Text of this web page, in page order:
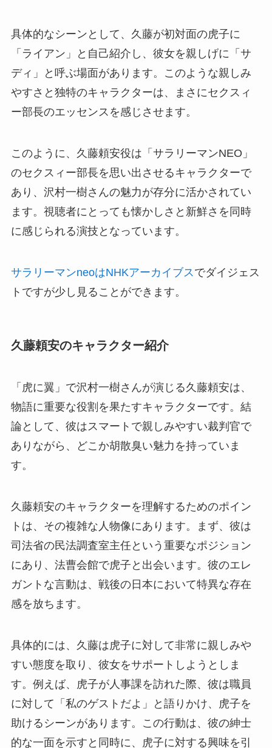
具体的なシーンとして、久藤が初対面の虎子に
「ライアン」と自己紹介し、彼女を親しげに「サ
ディ」と呼ぶ場面があります。このような親しみ
やすさと独特のキャラクターは、まさにセクスィ
ー部長のエッセンスを感じさせます。
このように、久藤頼安役は「サラリーマンNEO」
のセクスィー部長を思い出させるキャラクターで
あり、沢村一樹さんの魅力が存分に活かされてい
ます。視聴者にとっても懐かしさと新鮮さを同時
に感じられる演技となっています。
サラリーマンneoはNHKアーカイブス でダイジェス
トですが少し見ることができます。
久藤頼安のキャラクター紹介
「虎に翼」で沢村一樹さんが演じる久藤頼安は、
物語に重要な役割を果たすキャラクターです。結
論として、彼はスマートで親しみやすい裁判官で
ありながら、どこか胡散臭い魅力を持っていま
す。
久藤頼安のキャラクターを理解するためのポイン
トは、その複雑な人物像にあります。まず、彼は
司法省の民法調査室主任という重要なポジション
にあり、法曹会館で虎子と出会います。彼のエレ
ガントな言動は、戦後の日本において特異な存在
感を放ちます。
具体的には、久藤は虎子に対して非常に親しみや
すい態度を取り、彼女をサポートしようとしま
す。例えば、虎子が人事課を訪れた際、彼は職員
に対して「私のゲストだよ」と語りかけ、虎子を
助けるシーンがあります。この行動は、彼の紳士
的な一面を示すと同時に、虎子に対する興味を引